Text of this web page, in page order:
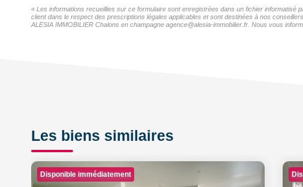
« Les informations recueillies sur ce formulaire sont enregistrées dans un fichier
client dans le respect des prescriptions légales applicables et sont destinées à nos
ALESIA IMMOBILIER Chalons en champagne agence@alesia-immobilier.fr. Nous vous
Les biens similaires
Disponible immédiatement